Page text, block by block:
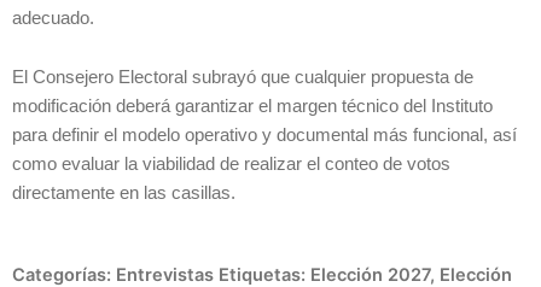
adecuado.
El Consejero Electoral subrayó que cualquier propuesta de
modificación deberá garantizar el margen técnico del Instituto
para definir el modelo operativo y documental más funcional, así
como evaluar la viabilidad de realizar el conteo de votos
directamente en las casillas.
Categorías: Entrevistas Etiquetas: Elección 2027, Elección